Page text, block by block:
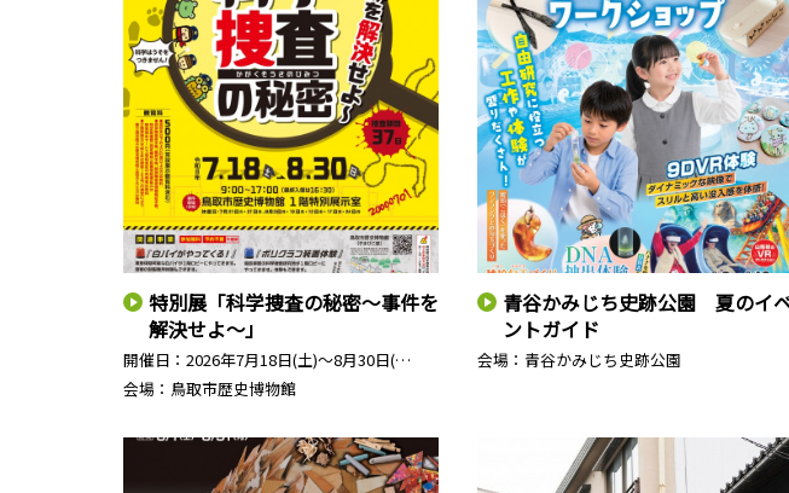
特別展「科学捜査の秘密～事件を
解決せよ～」
会場：鳥取市歴史博物館
開催日： 2026年7月18日(土)～8月30日(…
青谷かみじち史跡公園 夏のイ
ントガイド
会場：青谷かみじち史跡公園